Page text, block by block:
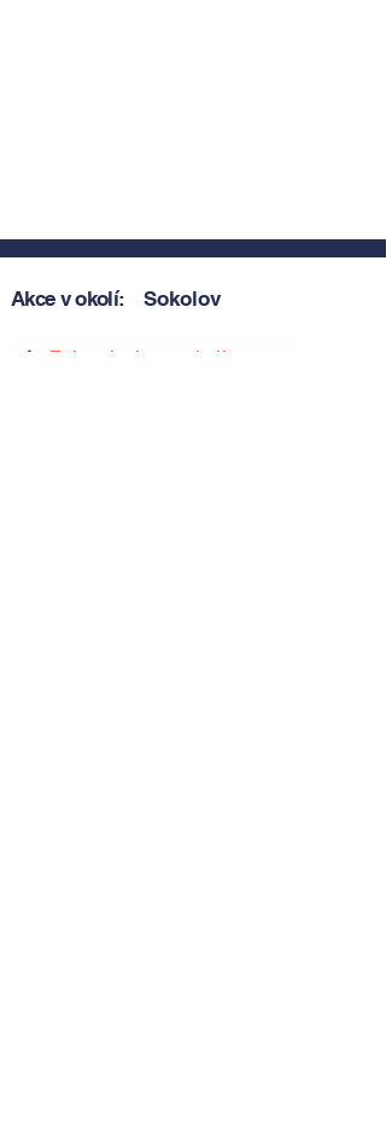
Akce v okolí: Sokolov
Zobrazit akce v okolí